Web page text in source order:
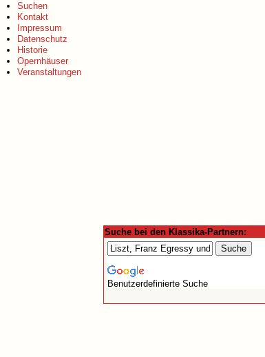
Suchen
Kontakt
Impressum
Datenschutz
Historie
Opernhäuser
Veranstaltungen
Suche bei den Klassika-Partnern:
Benutzerdefinierte Suche